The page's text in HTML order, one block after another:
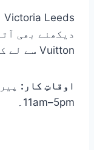
Vuitton سے لے کر Harvey Nichols تک سب کچھ ہے۔
اوقاتِ کار:
11am–5pm۔